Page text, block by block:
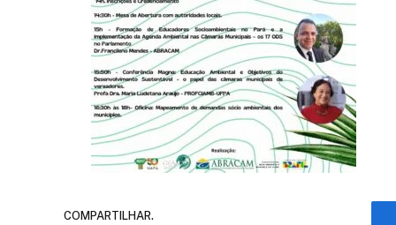
COMPARTILHAR.